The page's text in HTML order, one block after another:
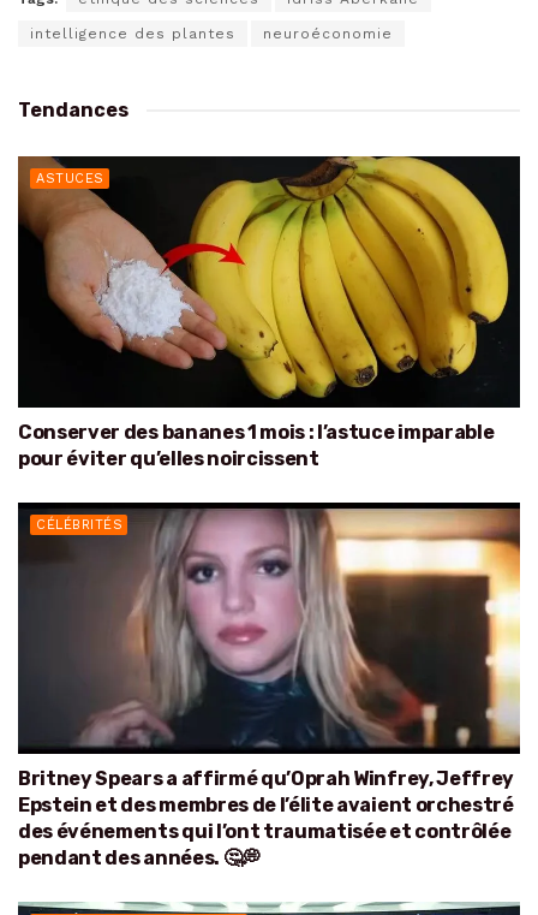
intelligence des plantes neuroéconomie
Tendances
ASTUCES
Conserver des bananes 1 mois : l’astuce imparable
pour éviter qu’elles noircissent
CÉLÉBRITÉS
Britney Spears a affirmé qu’Oprah Winfrey, Jeffrey
Epstein et des membres de l’élite avaient orchestré
des événements qui l’ont traumatisée et contrôlée
pendant des années. 🤔💭